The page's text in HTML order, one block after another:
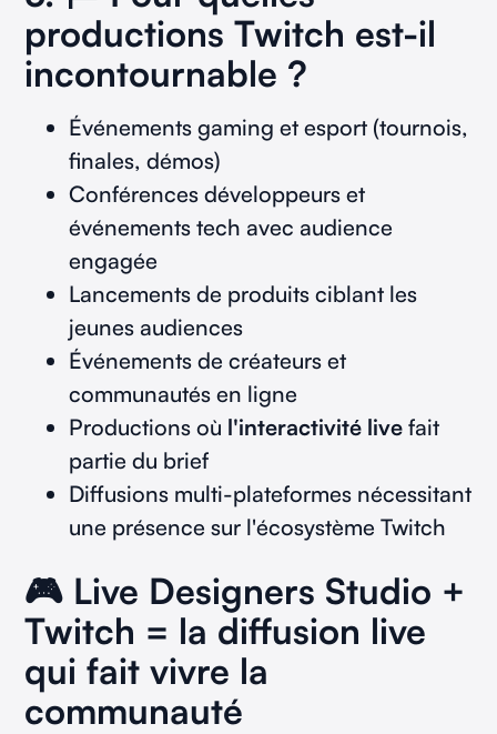
productions Twitch est-il
incontournable ?
Événements gaming et esport (tournois,
finales, démos)
Conférences développeurs et
événements tech avec audience
engagée
Lancements de produits ciblant les
jeunes audiences
Événements de créateurs et
communautés en ligne
Productions où l'interactivité live fait
partie du brief
Diffusions multi-plateformes nécessitant
une présence sur l'écosystème Twitch
🎮 Live Designers Studio +
Twitch = la diffusion live
qui fait vivre la
communauté